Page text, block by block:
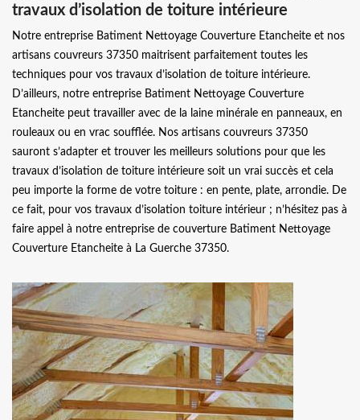
travaux d’isolation de toiture intérieure
Notre entreprise Batiment Nettoyage Couverture Etancheite et nos
artisans couvreurs 37350 maitrisent parfaitement toutes les
techniques pour vos travaux d’isolation de toiture intérieure.
D’ailleurs, notre entreprise Batiment Nettoyage Couverture
Etancheite peut travailler avec de la laine minérale en panneaux, en
rouleaux ou en vrac soufflée. Nos artisans couvreurs 37350
sauront s’adapter et trouver les meilleurs solutions pour que les
travaux d’isolation de toiture intérieure soit un vrai succès et cela
peu importe la forme de votre toiture : en pente, plate, arrondie. De
ce fait, pour vos travaux d’isolation toiture intérieur ; n’hésitez pas à
faire appel à notre entreprise de couverture Batiment Nettoyage
Couverture Etancheite à La Guerche 37350.